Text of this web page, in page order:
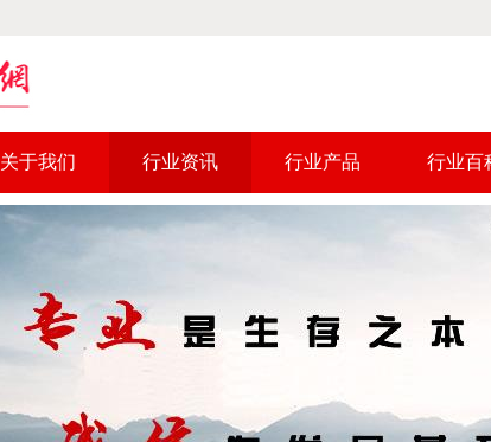
关于我们 行业资讯 行业产品 行业百